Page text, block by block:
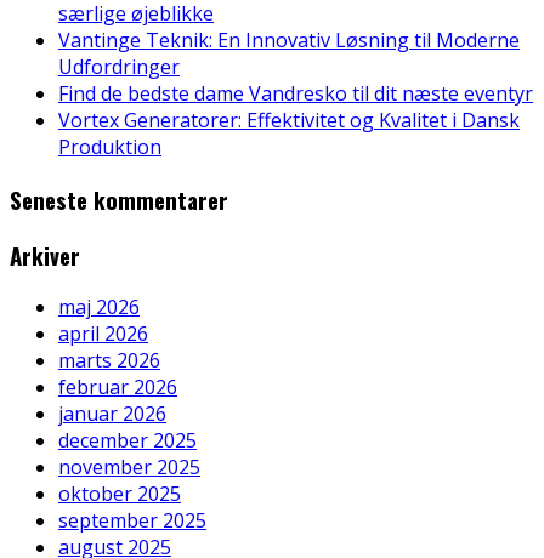
særlige øjeblikke
Vantinge Teknik: En Innovativ Løsning til Moderne
Udfordringer
Find de bedste dame Vandresko til dit næste eventyr
Vortex Generatorer: Effektivitet og Kvalitet i Dansk
Produktion
Seneste kommentarer
Arkiver
maj 2026
april 2026
marts 2026
februar 2026
januar 2026
december 2025
november 2025
oktober 2025
september 2025
august 2025